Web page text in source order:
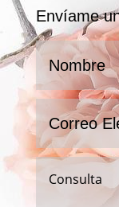
Envíame